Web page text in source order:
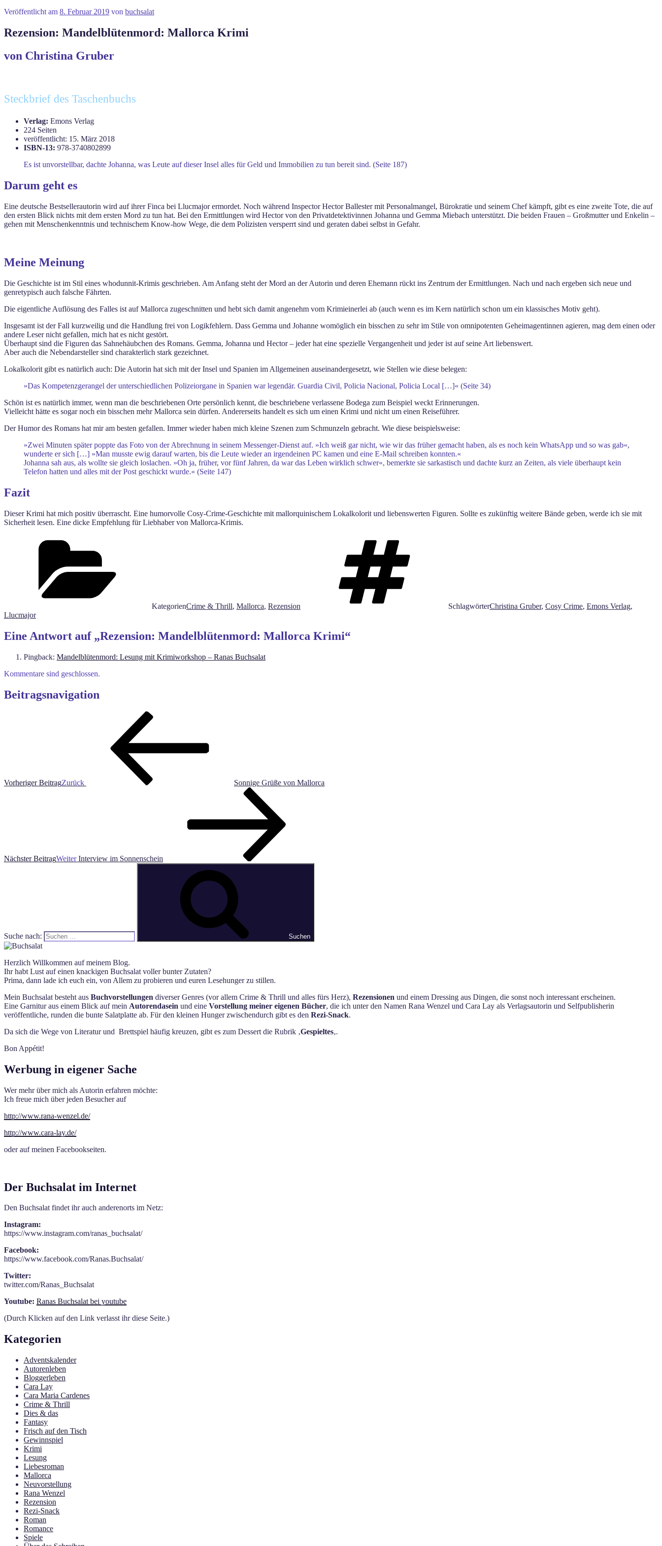
Veröffentlicht am 8. Februar 2019 von buchsalat
Rezension: Mandelblütenmord: Mallorca Krimi
von Christina Gruber
Steckbrief des Taschenbuchs
Verlag: Emons Verlag
224 Seiten
veröffentlicht: 15. März 2018
ISBN-13: 978-3740802899
Es ist unvorstellbar, dachte Johanna, was Leute auf dieser Insel alles für Geld und Immobilien zu tun bereit sind. (Seite 187)
Darum geht es
Eine deutsche Bestsellerautorin wird auf ihrer Finca bei Llucmajor ermordet. Noch während Inspector Hector Ballester mit Personalmangel, Bürokratie und seinem Chef kämpft, gibt es eine zweite Tote, die auf
den ersten Blick nichts mit dem ersten Mord zu tun hat. Bei den Ermittlungen wird Hector von den Privatdetektivinnen Johanna und Gemma Miebach unterstützt. Die beiden Frauen – Großmutter und Enkelin –
gehen mit Menschenkenntnis und technischem Know-how Wege, die dem Polizisten versperrt sind und geraten dabei selbst in Gefahr.
Meine Meinung
Die Geschichte ist im Stil eines whodunnit-Krimis geschrieben. Am Anfang steht der Mord an der Autorin und deren Ehemann rückt ins Zentrum der Ermittlungen. Nach und nach ergeben sich neue und
genretypisch auch falsche Fährten.
Die eigentliche Auflösung des Falles ist auf Mallorca zugeschnitten und hebt sich damit angenehm vom Krimieinerlei ab (auch wenn es im Kern natürlich schon um ein klassisches Motiv geht).
Insgesamt ist der Fall kurzweilig und die Handlung frei von Logikfehlern. Dass Gemma und Johanne womöglich ein bisschen zu sehr im Stile von omnipotenten Geheimagentinnen agieren, mag dem einen oder
andere Leser nicht gefallen, mich hat es nicht gestört.
Überhaupt sind die Figuren das Sahnehäubchen des Romans. Gemma, Johanna und Hector – jeder hat eine spezielle Vergangenheit und jeder ist auf seine Art liebenswert.
Aber auch die Nebendarsteller sind charakterlich stark gezeichnet.
Lokalkolorit gibt es natürlich auch: Die Autorin hat sich mit der Insel und Spanien im Allgemeinen auseinandergesetzt, wie Stellen wie diese belegen:
»Das Kompetenzgerangel der unterschiedlichen Polizeiorgane in Spanien war legendär. Guardia Civil, Policia Nacional, Policia Local […]« (Seite 34)
Schön ist es natürlich immer, wenn man die beschriebenen Orte persönlich kennt, die beschriebene verlassene Bodega zum Beispiel weckt Erinnerungen.
Vielleicht hätte es sogar noch ein bisschen mehr Mallorca sein dürfen. Andererseits handelt es sich um einen Krimi und nicht um einen Reiseführer.
Der Humor des Romans hat mir am besten gefallen. Immer wieder haben mich kleine Szenen zum Schmunzeln gebracht. Wie diese beispielsweise:
»Zwei Minuten später poppte das Foto von der Abrechnung in seinem Messenger-Dienst auf. »Ich weiß gar nicht, wie wir das früher gemacht haben, als es noch kein WhatsApp und so was gab«,
wunderte er sich […] »Man musste ewig darauf warten, bis die Leute wieder an irgendeinen PC kamen und eine E-Mail schreiben konnten.«
Johanna sah aus, als wollte sie gleich loslachen. »Oh ja, früher, vor fünf Jahren, da war das Leben wirklich schwer«, bemerkte sie sarkastisch und dachte kurz an Zeiten, als viele überhaupt kein
Telefon hatten und alles mit der Post geschickt wurde.« (Seite 147)
Fazit
Dieser Krimi hat mich positiv überrascht. Eine humorvolle Cosy-Crime-Geschichte mit mallorquinischem Lokalkolorit und liebenswerten Figuren. Sollte es zukünftig weitere Bände geben, werde ich sie mit
Sicherheit lesen. Eine dicke Empfehlung für Liebhaber von Mallorca-Krimis.
KategorienCrime & Thrill, Mallorca, Rezension SchlagwörterChristina Gruber, Cosy Crime, Emons Verlag,
Llucmajor
Eine Antwort auf „Rezension: Mandelblütenmord: Mallorca Krimi“
Pingback: Mandelblütenmord: Lesung mit Krimiworkshop – Ranas Buchsalat
Kommentare sind geschlossen.
Beitragsnavigation
Vorheriger BeitragZurück Sonnige Grüße von Mallorca
Nächster BeitragWeiter Interview im Sonnenschein
Suche nach: Suchen
Herzlich Willkommen auf meinem Blog.
Ihr habt Lust auf einen knackigen Buchsalat voller bunter Zutaten?
Prima, dann lade ich euch ein, von Allem zu probieren und euren Lesehunger zu stillen.
Mein Buchsalat besteht aus Buchvorstellungen diverser Genres (vor allem Crime & Thrill und alles fürs Herz), Rezensionen und einem Dressing aus Dingen, die sonst noch interessant erscheinen.
Eine Garnitur aus einem Blick auf mein Autorendasein und eine Vorstellung meiner eigenen Bücher, die ich unter den Namen Rana Wenzel und Cara Lay als Verlagsautorin und Selfpublisherin
veröffentliche, runden die bunte Salatplatte ab. Für den kleinen Hunger zwischendurch gibt es den Rezi-Snack.
Da sich die Wege von Literatur und Brettspiel häufig kreuzen, gibt es zum Dessert die Rubrik ‚Gespieltes‚.
Bon Appétit!
Werbung in eigener Sache
Wer mehr über mich als Autorin erfahren möchte:
Ich freue mich über jeden Besucher auf
http://www.rana-wenzel.de/
http://www.cara-lay.de/
oder auf meinen Facebookseiten.
Der Buchsalat im Internet
Den Buchsalat findet ihr auch anderenorts im Netz:
Instagram:
https://www.instagram.com/ranas_buchsalat/
Facebook:
https://www.facebook.com/Ranas.Buchsalat/
Twitter:
twitter.com/Ranas_Buchsalat
Youtube: Ranas Buchsalat bei youtube
(Durch Klicken auf den Link verlasst ihr diese Seite.)
Kategorien
Adventskalender
Autorenleben
Bloggerleben
Cara Lay
Cara Maria Cardenes
Crime & Thrill
Dies & das
Fantasy
Frisch auf den Tisch
Gewinnspiel
Krimi
Lesung
Liebesroman
Mallorca
Neuvorstellung
Rana Wenzel
Rezension
Rezi-Snack
Roman
Romance
Spiele